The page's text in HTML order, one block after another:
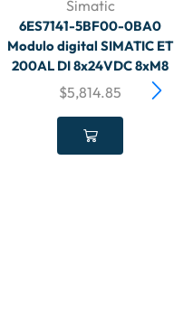
Simatic
6ES7141-5BF00-0BA0
Modulo digital SIMATIC ET
200AL DI 8x24VDC 8xM8
$5,814.85